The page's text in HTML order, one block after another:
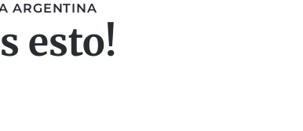
ARGENTINA
esto!